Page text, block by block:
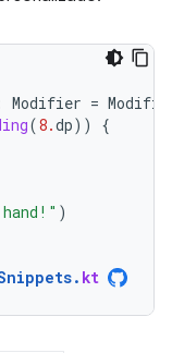
Modifier =
(8.dp))
{
)
. kt